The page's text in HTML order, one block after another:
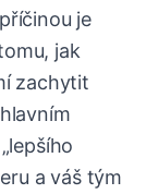
je
jak
zachytit
a váš tým